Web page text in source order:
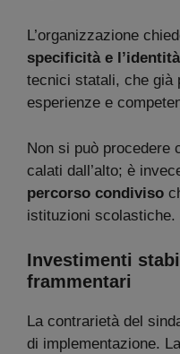
L’organizzazione
specificità e l’identità
tecnici statali, che già
esperienze e
Non si può procedere
calati dall’alto; è
percorso condiviso
istituzioni scolastiche.
Investimenti
frammentari
La contrarietà del
di implementazione.